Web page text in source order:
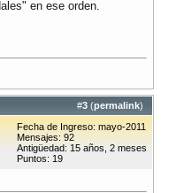
en ese orden.
#3 (permalink)
Fecha de Ingreso: mayo-2011
Mensajes: 92
Antigüedad: 15 años, 2 meses
Puntos: 19